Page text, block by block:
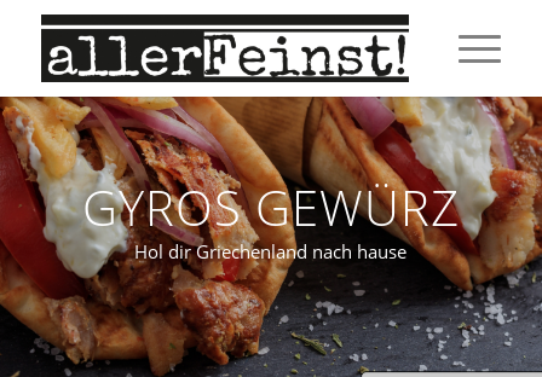
GYROS GEWÜRZ
Hol dir Griechenland nach hause